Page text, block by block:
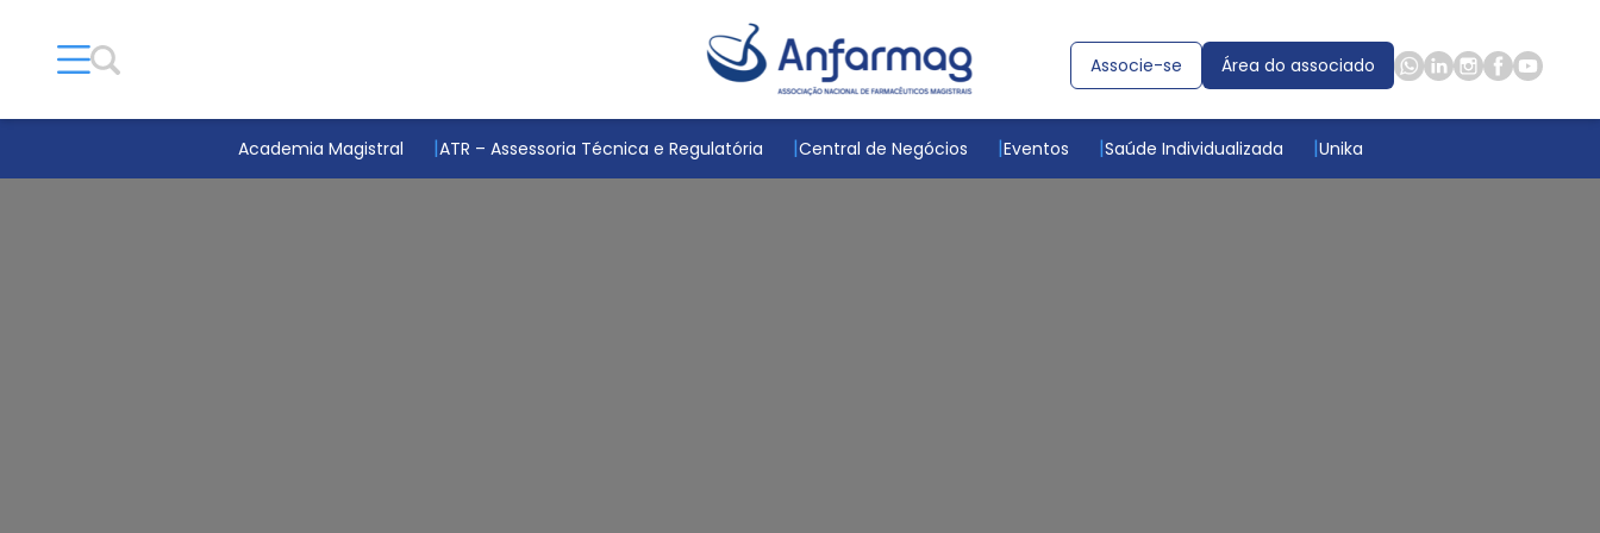
Associe-se Área do associado
Academia Magistral ATR – Assessoria Técnica e Regulatória Central de Negócios Eventos Saúde Individualizada Unika